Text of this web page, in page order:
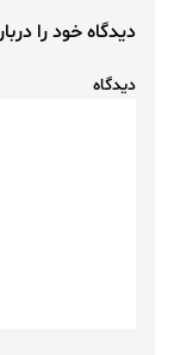
دیدگاه خود را
دیدگاه